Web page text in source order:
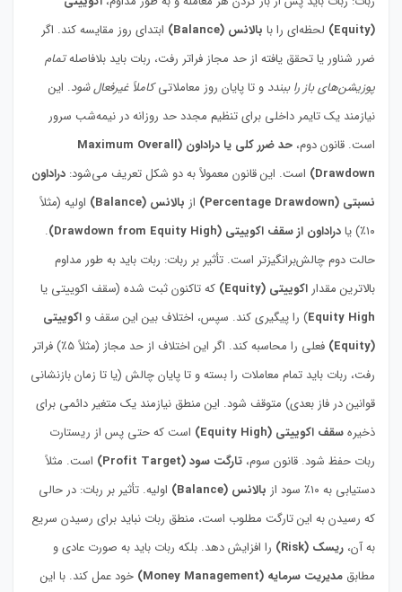
(Equity)
لحظه‌ای را با بالانس (Balance)
ابتدای روز مقایسه کند. اگر
ضرر شناور یا تحقق یافته از حد مجاز فراتر رفت، ربات باید بلافاصلهتمام
پوزیشن‌های باز را ببندد و تا پایان روز معاملاتیکاملاً غیرفعال شود. این
نیازمند یک تایمر داخلی برای تنظیم مجدد حد روزانه در نیمه‌شب سرور
است. قانون دوم،
حد ضرر کلی یا دراداون (Maximum Overall
Drawdown) است. این قانون معمولاً به دو شکل تعریف می‌شود: دراداون
نسبتی (Percentage Drawdown)
از بالانس (Balance)
اولیه (مثلاً
۱۰٪) یا
دراداون از سقف اکوییتی (Drawdown from Equity High)
.
حالت دوم چالش‌برانگیزتر است. تأثیر بر ربات: ربات باید به طور مداوم
بالاترین مقدار اکوییتی (Equity)
که تاکنون ثبت شده (سقف اکوییتی یا
Equity High) را پیگیری کند. سپس، اختلاف بین این سقف و اکوییتی
(Equity)
فعلی را محاسبه کند. اگر این اختلاف از حد مجاز (مثلاً ۵٪) فراتر
رفت، ربات باید تمام معاملات را بسته و تا پایان چالش (یا تا زمان بازنشانی
قوانین در فاز بعدی) متوقف شود. این منطق نیازمند یک متغیر دائمی برای
ذخیرهسقف اکوییتی (Equity High)
است که حتی پس از ریستارت
ربات حفظ شود. قانون سوم، تارگت سود (Profit Target)
است. مثلاً
دستیابی به ۱۰٪ سود از
بالانس (Balance)
اولیه. تأثیر بر ربات: در حالی
که رسیدن به این تارگت مطلوب است، منطق ربات نباید برای رسیدن سریع
به آن، ریسک (Risk)
را افزایش دهد. بلکه ربات باید به صورت عادی و
مطابق مدیریت سرمایه (Money Management)
خود عمل کند. با این